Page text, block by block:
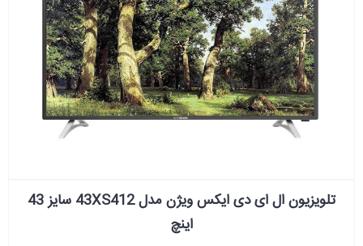
تلویزیون ال ای دی ایکس ویژن مدل 43XS412 سایز 43
اینچ